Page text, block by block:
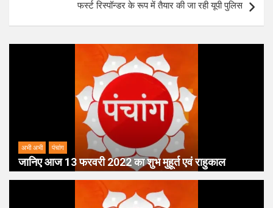
फर्स्ट रिस्पॉन्डर के रूप में तैयार की जा रही यूपी पुलिस
अभी अभी पंचांग
जानिए आज 13 फरवरी 2022 का शुभ मुहूर्त एवं राहुकाल